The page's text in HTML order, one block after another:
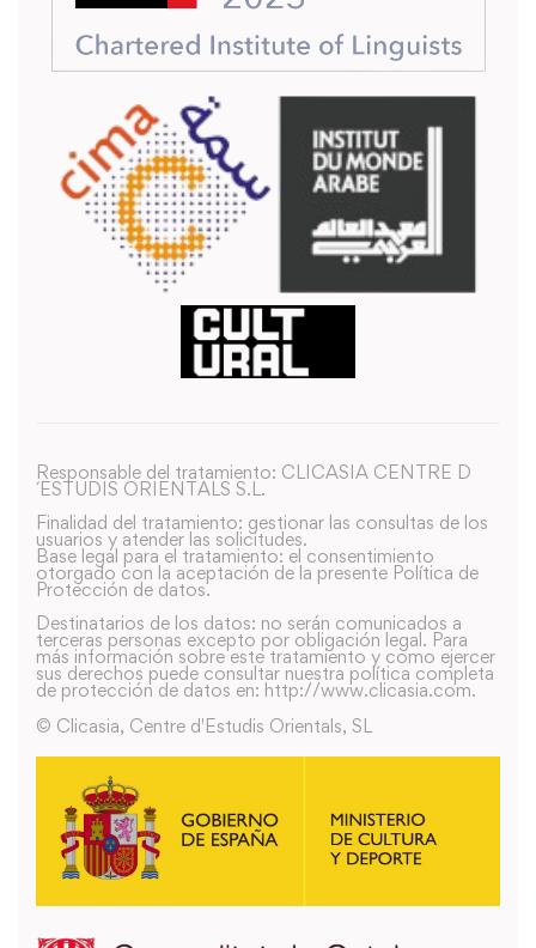
Responsable del tratamiento: CLICASIA CENTRE D
´ESTUDIS ORIENTALS S.L.
Finalidad del tratamiento: gestionar las consultas de los
usuarios y atender las solicitudes.
Base legal para el tratamiento: el consentimiento
otorgado con la aceptación de la presente Política de
Protección de datos.
Destinatarios de los datos: no serán comunicados a
terceras personas excepto por obligación legal. Para
más información sobre este tratamiento y como ejercer
sus derechos puede consultar nuestra política completa
de protección de datos en: http://www.clicasia.com.
© Clicasia, Centre d'Estudis Orientals, SL